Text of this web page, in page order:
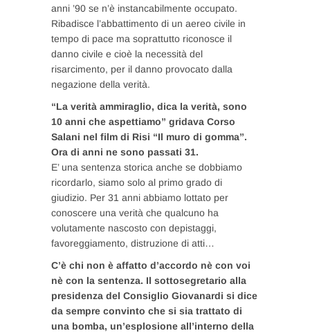
anni ’90 se n’è instancabilmente occupato.
Ribadisce l’abbattimento di un aereo civile in
tempo di pace ma soprattutto riconosce il
danno civile e cioè la necessità del
risarcimento, per il danno provocato dalla
negazione della verità.
“La verità ammiraglio, dica la verità, sono
10 anni che aspettiamo” gridava Corso
Salani nel film di Risi “Il muro di gomma”.
Ora di anni ne sono passati 31.
E’ una sentenza storica anche se dobbiamo
ricordarlo, siamo solo al primo grado di
giudizio. Per 31 anni abbiamo lottato per
conoscere una verità che qualcuno ha
volutamente nascosto con depistaggi,
favoreggiamento, distruzione di atti…
C’è chi non è affatto d’accordo nè con voi
nè con la sentenza. Il sottosegretario alla
presidenza del Consiglio Giovanardi si dice
da sempre convinto che si sia trattato di
una bomba, un’esplosione all’interno della